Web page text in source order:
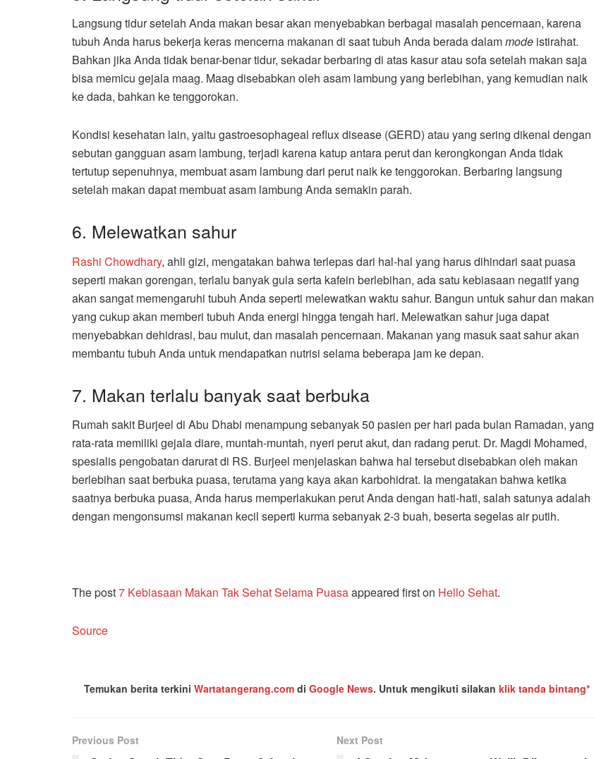
Langsung tidur setelah Anda makan besar akan menyebabkan berbagai masalah pencernaan, karena
tubuh Anda harus bekerja keras mencerna makanan di saat tubuh Anda berada dalammode istirahat.
Bahkan jika Anda tidak benar-benar tidur, sekadar berbaring di atas kasur atau sofa setelah makan saja
bisa memicu gejala maag. Maag disebabkan oleh asam lambung yang berlebihan, yang kemudian naik
ke dada, bahkan ke tenggorokan.
Kondisi kesehatan lain, yaitu gastroesophageal reflux disease (GERD) atau yang sering dikenal dengan
sebutan gangguan asam lambung, terjadi karena katup antara perut dan kerongkongan Anda tidak
tertutup sepenuhnya, membuat asam lambung dari perut naik ke tenggorokan. Berbaring langsung
setelah makan dapat membuat asam lambung Anda semakin parah.
6. Melewatkan sahur
Rashi Chowdhary, ahli gizi, mengatakan bahwa terlepas dari hal-hal yang harus dihindari saat puasa
seperti makan gorengan, terlalu banyak gula serta kafein berlebihan, ada satu kebiasaan negatif yang
akan sangat memengaruhi tubuh Anda seperti melewatkan waktu sahur. Bangun untuk sahur dan makan
yang cukup akan memberi tubuh Anda energi hingga tengah hari. Melewatkan sahur juga dapat
menyebabkan dehidrasi, bau mulut, dan masalah pencernaan. Makanan yang masuk saat sahur akan
membantu tubuh Anda untuk mendapatkan nutrisi selama beberapa jam ke depan.
7. Makan terlalu banyak saat berbuka
Rumah sakit Burjeel di Abu Dhabi menampung sebanyak 50 pasien per hari pada bulan Ramadan, yang
rata-rata memiliki gejala diare, muntah-muntah, nyeri perut akut, dan radang perut. Dr. Magdi Mohamed,
spesialis pengobatan darurat di RS. Burjeel menjelaskan bahwa hal tersebut disebabkan oleh makan
berlebihan saat berbuka puasa, terutama yang kaya akan karbohidrat. Ia mengatakan bahwa ketika
saatnya berbuka puasa, Anda harus memperlakukan perut Anda dengan hati-hati, salah satunya adalah
dengan mengonsumsi makanan kecil seperti kurma sebanyak 2-3 buah, beserta segelas air putih.
The post7 Kebiasaan Makan Tak Sehat Selama Puasaappeared first on Hello Sehat.
Source
Temukan berita terkini Wartatangerang.comdi Google News. Untuk mengikuti silakan klik tanda bintang*
Previous Post Next Post